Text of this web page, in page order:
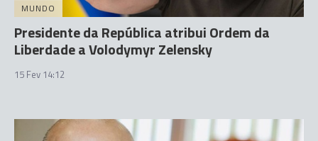
MUNDO
Presidente da República atribui Ordem da
Liberdade a Volodymyr Zelensky
15 Fev 14:12